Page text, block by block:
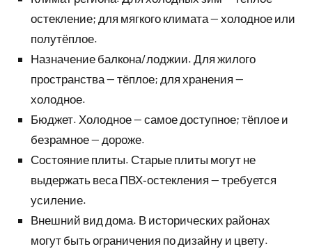
остекление; для мягкого климата — холодное или
полутёплое.
Назначение балкона/лоджии. Для жилого
пространства — тёплое; для хранения —
холодное.
Бюджет. Холодное — самое доступное; тёплое и
безрамное — дороже.
Состояние плиты. Старые плиты могут не
выдержать веса ПВХ‑остекления — требуется
усиление.
Внешний вид дома. В исторических районах
могут быть ограничения по дизайну и цвету.